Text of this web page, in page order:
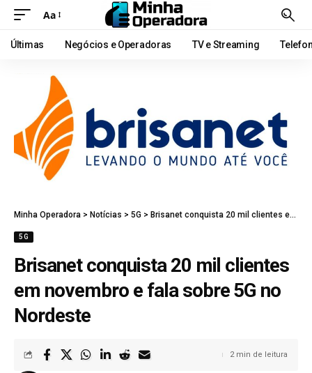
Aa
Últimas Negócios e Operadoras TV e Streaming
Minha Operadora > Notícias > 5G > Brisanet conquista 20 mil clientes em novembro e fala sobre 5G no Nordeste
5G
Brisanet conquista 20 mil clientes
em novembro e fala sobre 5G no
Nordeste
2 min de leitura